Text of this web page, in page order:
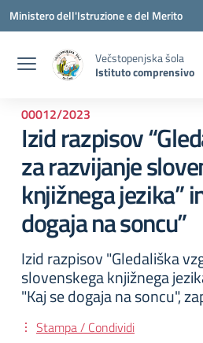
Vai ai contenuti
Vai al menu di navigazione
Vai al footer
Ministero dell'Istruzione e del Merito
Večstopenjska šola
Istituto comprensivo
00012/2023
Izid razpisov
za razvijanje
knjižnega jezika”
dogaja na soncu”
Izid razpisov "Gledališka
slovenskega knjižnega
"Kaj se dogaja na soncu",
Stampa / Condividi